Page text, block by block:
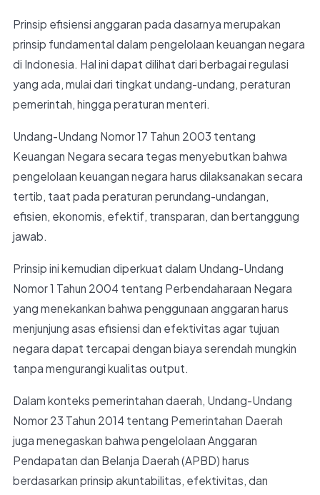
Prinsip efisiensi anggaran pada dasarnya merupakan
prinsip fundamental dalam pengelolaan keuangan negara
di Indonesia. Hal ini dapat dilihat dari berbagai regulasi
yang ada, mulai dari tingkat undang-undang, peraturan
pemerintah, hingga peraturan menteri.
Undang-Undang Nomor 17 Tahun 2003 tentang
Keuangan Negara secara tegas menyebutkan bahwa
pengelolaan keuangan negara harus dilaksanakan secara
tertib, taat pada peraturan perundang-undangan,
efisien, ekonomis, efektif, transparan, dan bertanggung
jawab.
Prinsip ini kemudian diperkuat dalam Undang-Undang
Nomor 1 Tahun 2004 tentang Perbendaharaan Negara
yang menekankan bahwa penggunaan anggaran harus
menjunjung asas efisiensi dan efektivitas agar tujuan
negara dapat tercapai dengan biaya serendah mungkin
tanpa mengurangi kualitas output.
Dalam konteks pemerintahan daerah, Undang-Undang
Nomor 23 Tahun 2014 tentang Pemerintahan Daerah
juga menegaskan bahwa pengelolaan Anggaran
Pendapatan dan Belanja Daerah (APBD) harus
berdasarkan prinsip akuntabilitas, efektivitas, dan